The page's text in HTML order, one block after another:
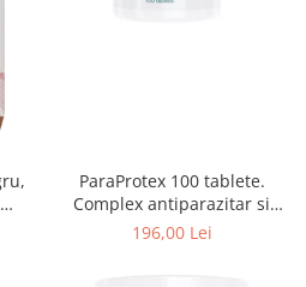
ParaProtex 100 tablete.
Complex antiparazitar si
antimicrobian
196,00 Lei